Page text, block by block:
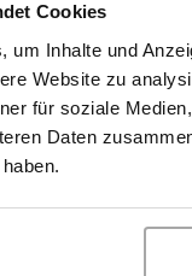
Cookies
um Inhalte und
Website zu
für soziale
Daten